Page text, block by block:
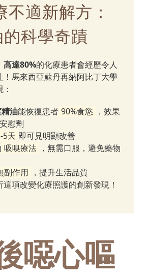
不適新解方：
科學奇蹟
高達80%的化療患者會經歷令人
！馬來西亞蘇丹再納阿比丁大學
油能恢復患者 90%食慾 ，效果
慰劑
5天 即可見明顯改善
吸嗅療法 ，無需口服，避免藥物
副作用 ，提升生活品質
項改變化療照護的創新發現！
噁心嘔